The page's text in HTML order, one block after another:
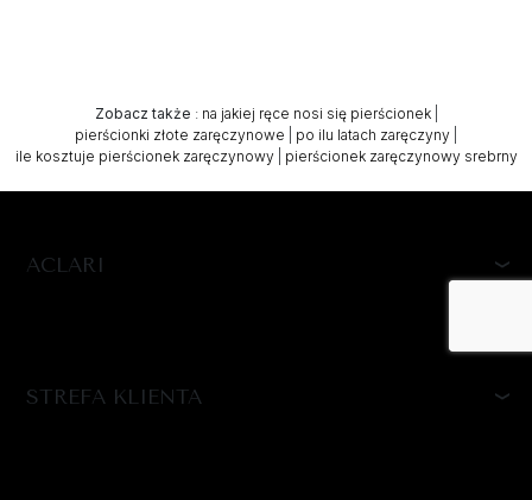
Zobacz także : na jakiej ręce nosi się pierścionek|
pierścionki złote zaręczynowe
po ilu latach zaręczyny
ile kosztuje pierścionek zaręczynowy| pierścionek zaręczynowy srebrny
ACLARI
STREFA KLIENTA